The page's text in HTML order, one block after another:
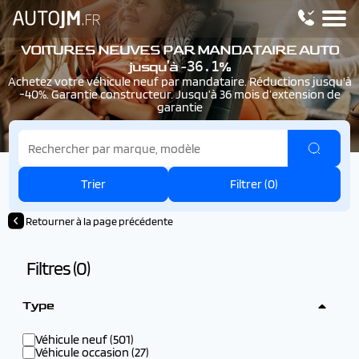
VOITURES NEUVES PAR MANDATAIRE AUTO
jusqu'à-36.1%
Achetez votre véhicule neuf par mandataire. Réductions jusqu'à
-40%. Garantie constructeur. Jusqu’à 36 mois d’extension de
garantie
Trier Filtrer (0)
Retourner à la page précédente
Filtres (0)
Type
Véhicule neuf (501)
Véhicule occasion (27)